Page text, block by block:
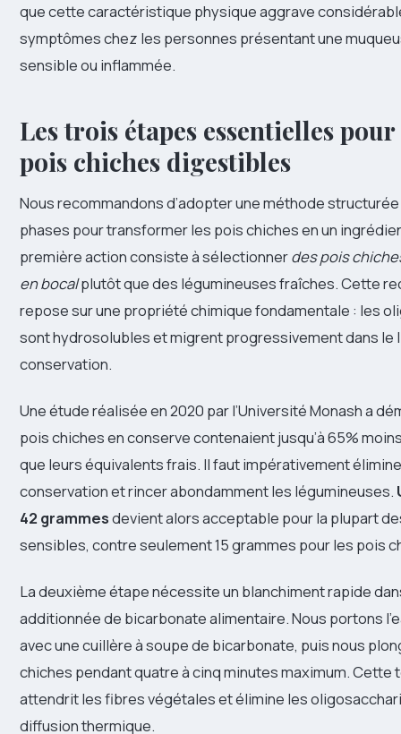
que cette caractéristique physique aggrave
symptômes chez les personnes présentant une
sensible ou inflammée.
Les trois étapes essentielles
pois chiches digestibles
Nous recommandons d’adopter une méthode
phases pour transformer les pois chiches en un
première action consiste à sélectionnerdes pois
en bocalplutôt que des légumineuses fraîches. Cette
repose sur une propriété chimique fondamentale : les
sont hydrosolubles et migrent progressivement dans le
conservation.
Une étude réalisée en 2020 par l’Université Monash a
pois chiches en conserve contenaient jusqu’à 65%
que leurs équivalents frais. Il faut impérativement
conservation et rincer abondamment les légumineuses.
42 grammesdevient alors acceptable pour la plupart
sensibles, contre seulement 15 grammes pour les pois
La deuxième étape nécessite un blanchiment rapide
additionnée de bicarbonate alimentaire. Nous portons
avec une cuillère à soupe de bicarbonate, puis nous
chiches pendant quatre à cinq minutes maximum. Cette
attendrit les fibres végétales et élimine les
diffusion thermique.